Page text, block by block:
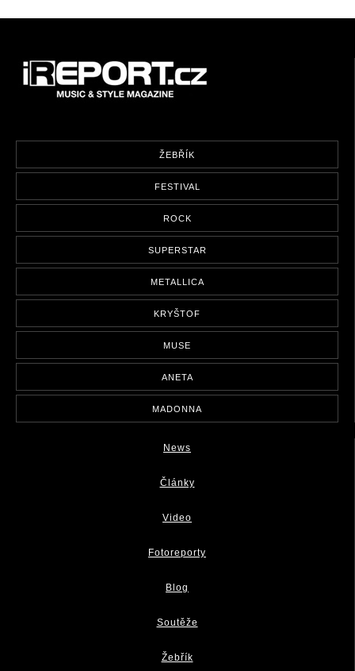
ŽEBŘÍK
FESTIVAL
ROCK
SUPERSTAR
METALLICA
KRYŠTOF
MUSE
ANETA
MADONNA
News
Články
Video
Fotoreporty
Blog
Soutěže
Žebřík